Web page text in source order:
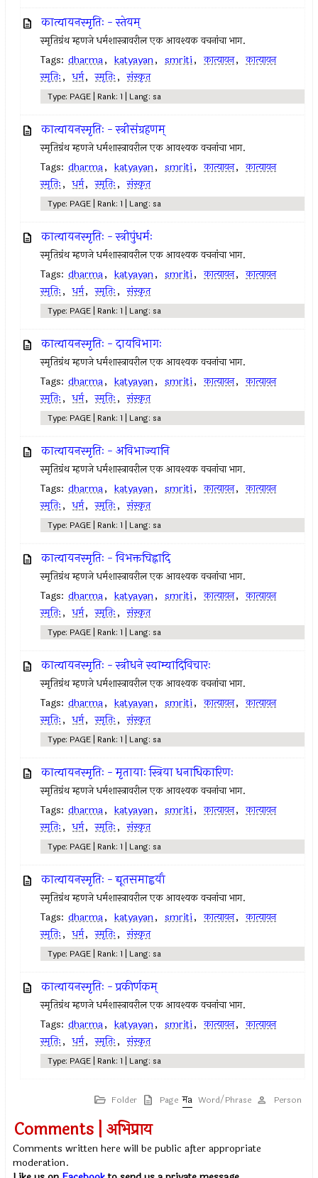
कात्यायनस्मृतिः - स्तेयम्
स्मृतिग्रंथ म्हणजे धर्मशास्त्रावरील एक आवश्यक वचनांचा भाग.
Tags: dharma, katyayan, smriti, कात्यायन, कात्यायन
स्मृतिः, धर्म, स्मृतिः, संस्कृत
Type: PAGE | Rank: 1 | Lang: sa
कात्यायनस्मृतिः - स्त्रीसंग्रहणम्
स्मृतिग्रंथ म्हणजे धर्मशास्त्रावरील एक आवश्यक वचनांचा भाग.
Tags: dharma, katyayan, smriti, कात्यायन, कात्यायन
स्मृतिः, धर्म, स्मृतिः, संस्कृत
Type: PAGE | Rank: 1 | Lang: sa
कात्यायनस्मृतिः - स्त्रीपुंधर्मः
स्मृतिग्रंथ म्हणजे धर्मशास्त्रावरील एक आवश्यक वचनांचा भाग.
Tags: dharma, katyayan, smriti, कात्यायन, कात्यायन
स्मृतिः, धर्म, स्मृतिः, संस्कृत
Type: PAGE | Rank: 1 | Lang: sa
कात्यायनस्मृतिः - दायविभागः
स्मृतिग्रंथ म्हणजे धर्मशास्त्रावरील एक आवश्यक वचनांचा भाग.
Tags: dharma, katyayan, smriti, कात्यायन, कात्यायन
स्मृतिः, धर्म, स्मृतिः, संस्कृत
Type: PAGE | Rank: 1 | Lang: sa
कात्यायनस्मृतिः - अविभाज्यानि
स्मृतिग्रंथ म्हणजे धर्मशास्त्रावरील एक आवश्यक वचनांचा भाग.
Tags: dharma, katyayan, smriti, कात्यायन, कात्यायन
स्मृतिः, धर्म, स्मृतिः, संस्कृत
Type: PAGE | Rank: 1 | Lang: sa
कात्यायनस्मृतिः - विभक्तचिह्नादि
स्मृतिग्रंथ म्हणजे धर्मशास्त्रावरील एक आवश्यक वचनांचा भाग.
Tags: dharma, katyayan, smriti, कात्यायन, कात्यायन
स्मृतिः, धर्म, स्मृतिः, संस्कृत
Type: PAGE | Rank: 1 | Lang: sa
कात्यायनस्मृतिः - स्त्रीधने स्वाम्यादिविचारः
स्मृतिग्रंथ म्हणजे धर्मशास्त्रावरील एक आवश्यक वचनांचा भाग.
Tags: dharma, katyayan, smriti, कात्यायन, कात्यायन
स्मृतिः, धर्म, स्मृतिः, संस्कृत
Type: PAGE | Rank: 1 | Lang: sa
कात्यायनस्मृतिः - मृतायाः स्त्रिया धनाधिकारिणः
स्मृतिग्रंथ म्हणजे धर्मशास्त्रावरील एक आवश्यक वचनांचा भाग.
Tags: dharma, katyayan, smriti, कात्यायन, कात्यायन
स्मृतिः, धर्म, स्मृतिः, संस्कृत
Type: PAGE | Rank: 1 | Lang: sa
कात्यायनस्मृतिः - द्यूतसमाह्वयौ
स्मृतिग्रंथ म्हणजे धर्मशास्त्रावरील एक आवश्यक वचनांचा भाग.
Tags: dharma, katyayan, smriti, कात्यायन, कात्यायन
स्मृतिः, धर्म, स्मृतिः, संस्कृत
Type: PAGE | Rank: 1 | Lang: sa
कात्यायनस्मृतिः - प्रकीर्णकम्
स्मृतिग्रंथ म्हणजे धर्मशास्त्रावरील एक आवश्यक वचनांचा भाग.
Tags: dharma, katyayan, smriti, कात्यायन, कात्यायन
स्मृतिः, धर्म, स्मृतिः, संस्कृत
Type: PAGE | Rank: 1 | Lang: sa
Folder Page Word/Phrase Person
Comments | अभिप्राय
Comments written here will be public after appropriate
moderation.